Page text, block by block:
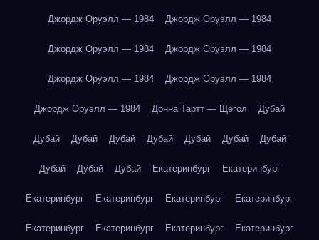
Джордж Оруэлл — 1984 Джордж Оруэлл — 1984
Джордж Оруэлл — 1984 Джордж Оруэлл — 1984
Джордж Оруэлл — 1984 Джордж Оруэлл — 1984
Джордж Оруэлл — 1984 Донна Тартт — Щегол Дубай
Дубай Дубай Дубай Дубай Дубай Дубай Дубай
Дубай Дубай Дубай Екатеринбург Екатеринбург
Екатеринбург Екатеринбург Екатеринбург Екатеринбург
Екатеринбург Екатеринбург Екатеринбург Екатеринбург